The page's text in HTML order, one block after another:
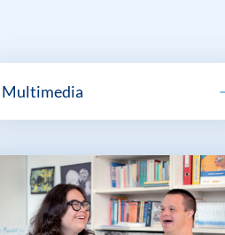
Multimedia